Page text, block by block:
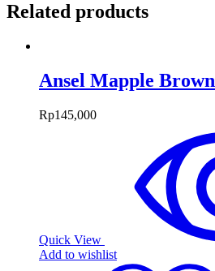
Related products
Ansel Mapple Brown
Rp145,000
Quick View
Add to wishlist